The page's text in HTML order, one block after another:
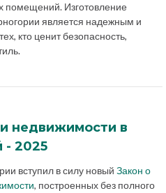
помещений. Изготовление
является надежным и
кто ценит безопасность,
недвижимости в
- 2025
вступил в силу новый Закон о
, построенных без полного